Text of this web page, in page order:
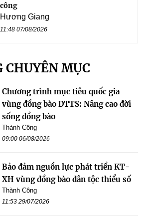
công
Hương Giang
11:48 07/08/2026
CHUYÊN MỤC
Chương trình mục tiêu quốc gia
vùng đồng bào DTTS: Nâng cao đời
sống đồng bào
Thành Công
09:00 06/08/2026
Bảo đảm nguồn lực phát triển KT-
XH vùng đồng bào dân tộc thiểu số
Thành Công
11:53 29/07/2026